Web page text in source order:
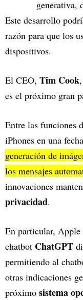
generativa,
Este desarrollo
razón para que los
dispositivos.
El CEO, Tim Cook
es el próximo gran
Entre las funciones
iPhones en una
generación de
los mensajes
innovaciones
privacidad.
En particular,
chatbot ChatGPT
permitiendo al
otras indicaciones
próximo sistema